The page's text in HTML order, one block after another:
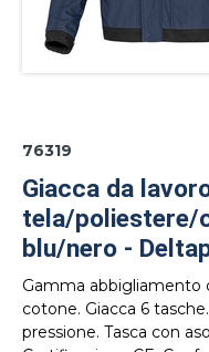
76319
Giacca da
tela/poliestere/
blu/nero -
Gamma abbigliamento
cotone. Giacca 6
pressione. Tasca con